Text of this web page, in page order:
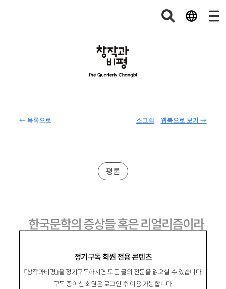
← 목록으로 웹북으로 보기 →
스크랩
정기구독 회원 전용 콘텐츠
『창작과비평』을 정기구독하시면 모든 글의 전문을 읽으실 수 있습니다.
구독 중이신 회원은 로그인 후 이용 가능합니다.
평론
한국문학의 증상들 혹은 리얼리즘이라